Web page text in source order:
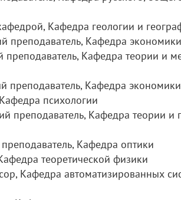
Кафедра геологии и
преподаватель, Кафедра
Кафедра теории и
преподаватель, Кафедра
психологии
преподаватель, Кафедра теории и
Кафедра оптики
теоретической физики
Кафедра автоматизированных